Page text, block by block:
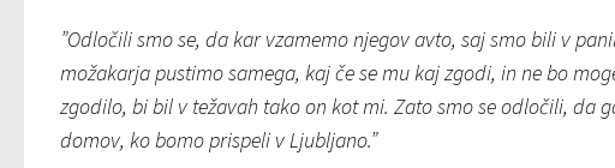
”Odločili smo se, da kar vzamemo njegov avto, saj smo bili v
možakarja pustimo samega, kaj če se mu kaj zgodi, in ne bo
zgodilo, bi bil v težavah tako on kot mi. Zato smo se odločili, da
domov, ko bomo prispeli v Ljubljano.”